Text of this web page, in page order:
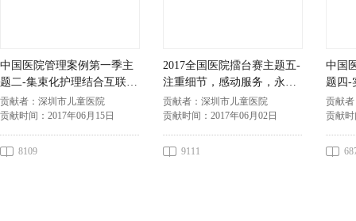
中国医院管理案例第一季主
题二-集束化护理结合互联网
+，360°呵护肠造口患儿——
深圳市儿童医院
贡献者： 深圳市儿童医院
贡献时间： 2017年06月15日
8109
2017全国医院擂台赛主题五-
注重细节，感动服务，永无
止境——深圳市儿童医院
贡献者： 深圳市儿童医院
贡献时间： 2017年06月02日
9111
中国
题四-
现医
市儿
贡献
贡献